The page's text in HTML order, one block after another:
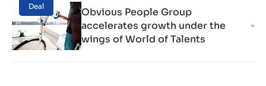
Deal
Obvious People Group
accelerates growth under the
wings of World of Talents